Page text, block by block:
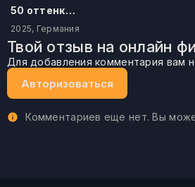
50 оттенков бестселлера
2025, Германия
Твой отзыв на онлайн
Для добавления комментария вам
Авторизоваться
Комментариев еще нет. Вы